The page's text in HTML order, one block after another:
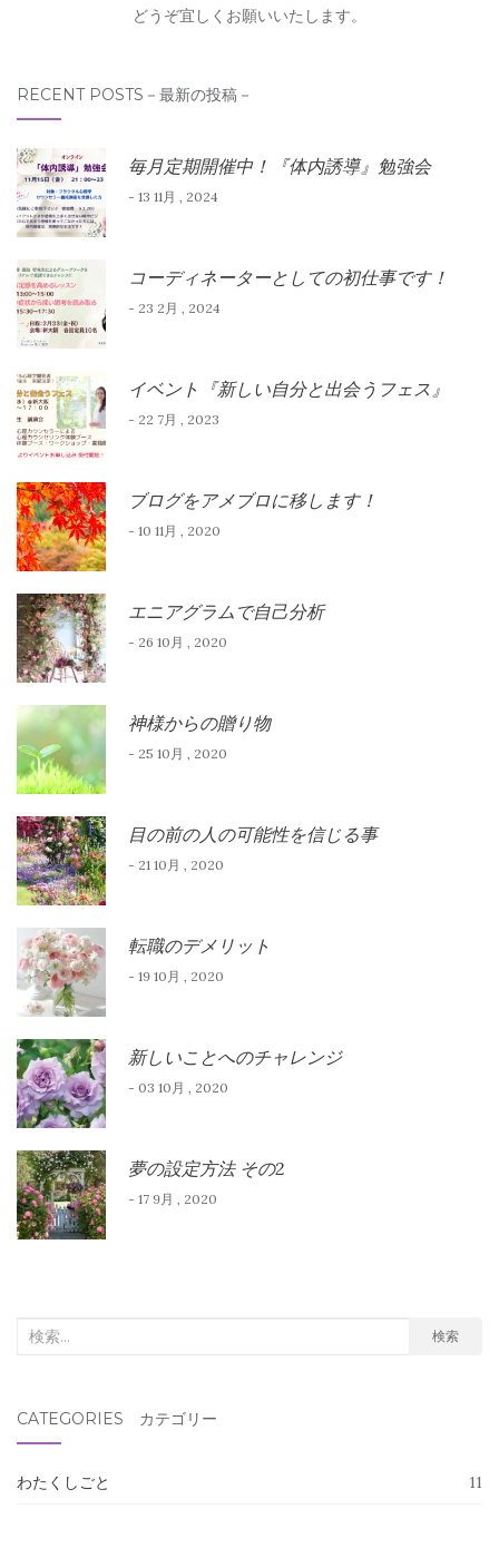
どうぞ宜しくお願いいたします。
RECENT POSTS－最新の投稿－
毎月定期開催中！『体内誘導』勉強会
- 13 11月 , 2024
コーディネーターとしての初仕事です！
- 23 2月 , 2024
イベント『新しい自分と出会うフェス』
- 22 7月 , 2023
ブログをアメブロに移します！
- 10 11月 , 2020
エニアグラムで自己分析
- 26 10月 , 2020
神様からの贈り物
- 25 10月 , 2020
目の前の人の可能性を信じる事
- 21 10月 , 2020
転職のデメリット
- 19 10月 , 2020
新しいことへのチャレンジ
- 03 10月 , 2020
夢の設定方法 その2
- 17 9月 , 2020
検
象:
検索
CATEGORIES カテゴリー
わたくしごと 11